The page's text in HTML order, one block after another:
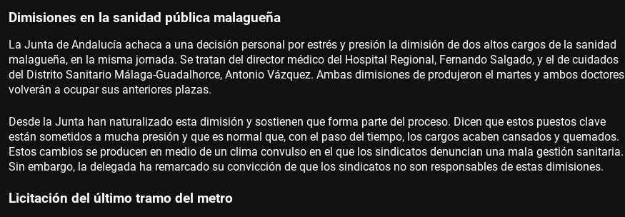
Dimisiones en la sanidad pública malagueña
La Junta de Andalucía achaca a una decisión personal por estrés y presión la dimisión de dos altos cargos de la sanidad
malagueña, en la misma jornada. Se tratan del director médico del Hospital Regional, Fernando Salgado, y el de cuidados
del Distrito Sanitario Málaga-Guadalhorce, Antonio Vázquez. Ambas dimisiones de produjeron el martes y ambos doctores
volverán a ocupar sus anteriores plazas.
Desde la Junta han naturalizado esta dimisión y sostienen que forma parte del proceso. Dicen que estos puestos clave
están sometidos a mucha presión y que es normal que, con el paso del tiempo, los cargos acaben cansados y quemados.
Estos cambios se producen en medio de un clima convulso en el que los sindicatos denuncian una mala gestión sanitaria.
Sin embargo, la delegada ha remarcado su convicción de que los sindicatos no son responsables de estas dimisiones.
Licitación del último tramo del metro